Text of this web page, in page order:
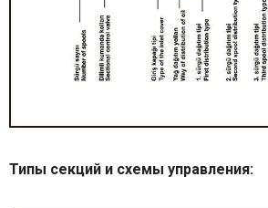
Типы секций и схемы управления: